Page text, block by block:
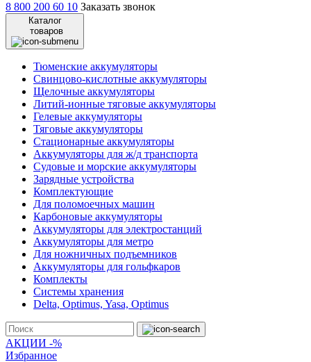
8 800 200 60 10 Заказать звонок
Каталог
товаров
Тюменские аккумуляторы
Свинцово-кислотные аккумуляторы
Щелочные аккумуляторы
Литий-ионные тяговые аккумуляторы
Гелевые аккумуляторы
Тяговые аккумуляторы
Стационарные аккумуляторы
Аккумуляторы для ж/д транспорта
Судовые и морские аккумуляторы
Зарядные устройства
Комплектующие
Для поломоечных машин
Карбоновые аккумуляторы
Аккумуляторы для электростанций
Аккумуляторы для метро
Для ножничных подъемников
Аккумуляторы для гольфкаров
Комплекты
Системы хранения
Delta, Optimus, Yasa, Optimus
АКЦИИ -%
Избранное